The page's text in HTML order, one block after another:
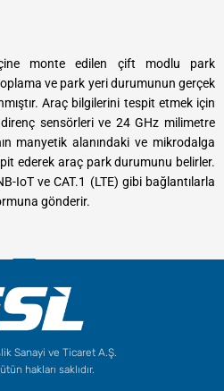
monte edilen çift modlu park
ve park yeri durumunun gerçek
Araç bilgilerini tespit etmek için
sensörleri ve 24 GHz milimetre
manyetik alanındaki ve mikrodalga
ederek araç park durumunu belirler.
IoT ve CAT.1 (LTE) gibi bağlantılarla
gönderir.
Sanayi ve Ticaret A.Ş.
hakları saklıdır.